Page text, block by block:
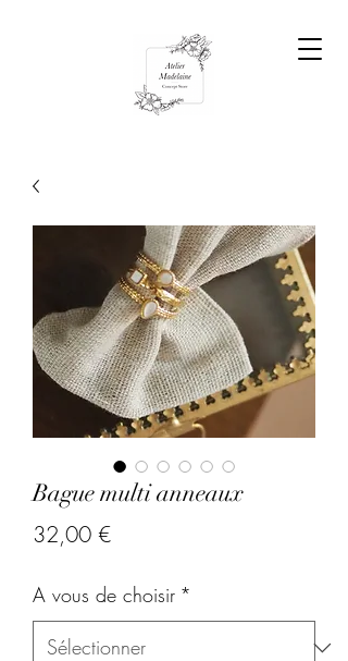
Bague multi anneaux
32,00 €Prix
A vous de choisir *